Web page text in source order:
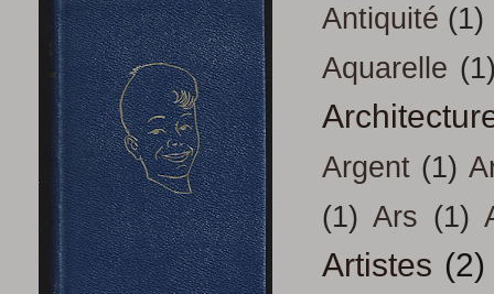
Antiquité (1)
Aquarelle
Argent (1)
(1) Ars (1)
Artistes (2)